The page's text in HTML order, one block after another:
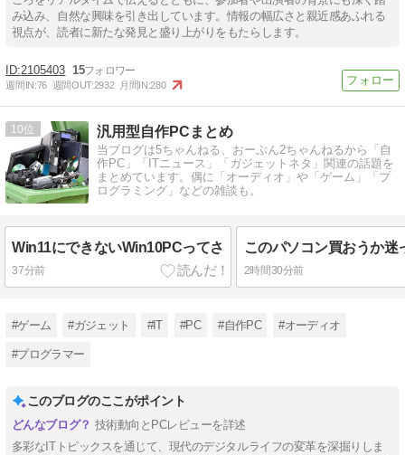
み込み、自然な興味を引き出しています。情報の幅広さと親近感あふれる
視点が、読者に新たな発見と盛り上がりをもたらします。
2105403 15
週間IN:76 週間OUT:2932 月間IN:280
10 汎用型自作PCまとめ
当ブログは5ちゃんねる、おーぷん2ちゃんねるから「自
作PC」「ITニュース」「ガジェットネタ」関連の話題を
まとめています。偶に「オーディオ」や「ゲーム」「プ
ログラミング」などの雑談も。
Win11にできないWin10PCってさ
37分前 2時間30分前
#ゲーム #ガジェット #IT #PC #自作PC #オーディオ
#プログラマー
このブログのここがポイント
技術動向とPCレビューを詳述
多彩なITトピックスを通じて、現代のデジタルライフの変革を深掘りしま